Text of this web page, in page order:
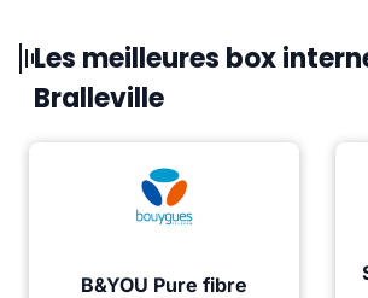
Les meilleures box
Bralleville
B&YOU Pure fibre